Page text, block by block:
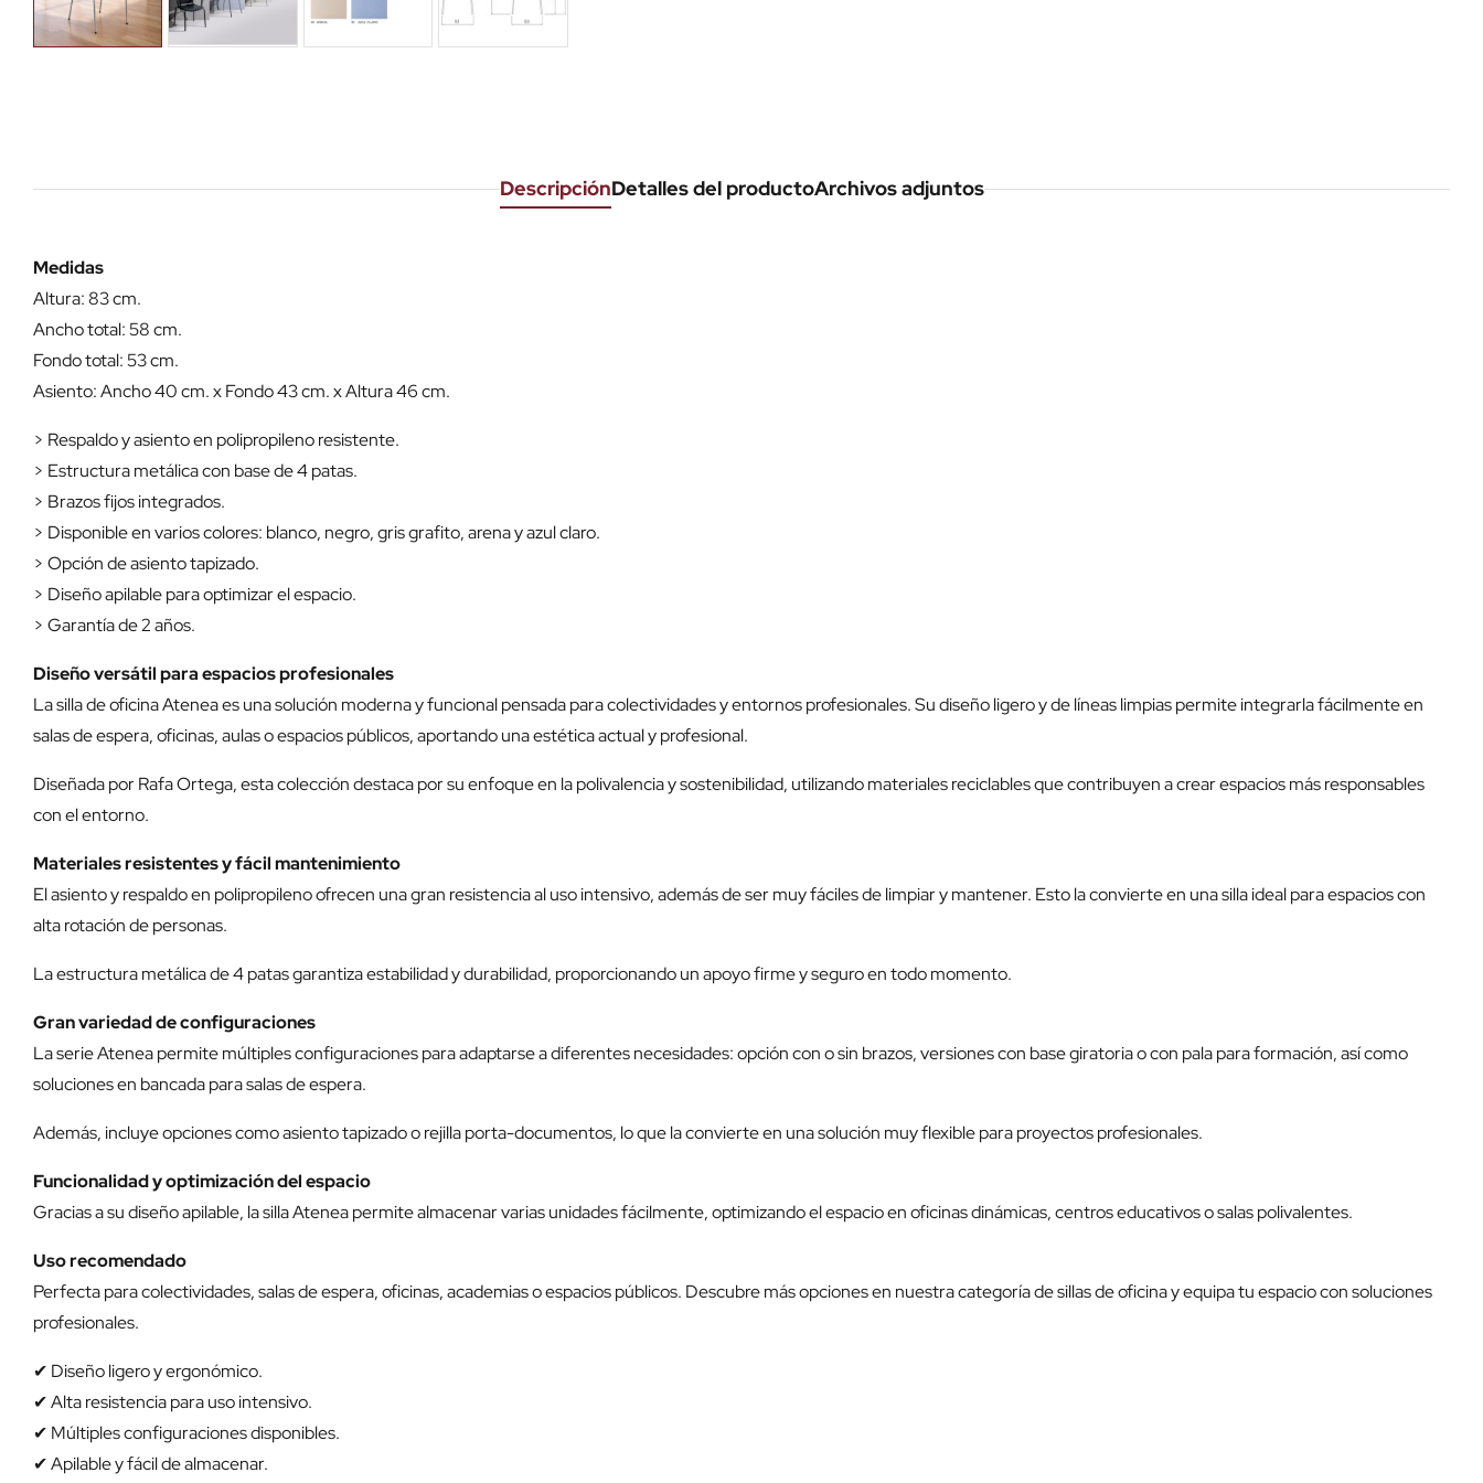
DescripciónDetalles del productoArchivos adjuntos
Medidas
Altura: 83 cm.
Ancho total: 58 cm.
Fondo total: 53 cm.
Asiento: Ancho 40 cm. x Fondo 43 cm. x Altura 46 cm.
> Respaldo y asiento en polipropileno resistente.
> Estructura metálica con base de 4 patas.
> Brazos fijos integrados.
> Disponible en varios colores: blanco, negro, gris grafito, arena y azul claro.
> Opción de asiento tapizado.
> Diseño apilable para optimizar el espacio.
> Garantía de 2 años.
Diseño versátil para espacios profesionales
La silla de oficina Atenea es una solución moderna y funcional pensada para colectividades y entornos profesionales. Su diseño ligero y de líneas limpias permite integrarla fácilmente en
salas de espera, oficinas, aulas o espacios públicos, aportando una estética actual y profesional.
Diseñada por Rafa Ortega, esta colección destaca por su enfoque en la polivalencia y sostenibilidad, utilizando materiales reciclables que contribuyen a crear espacios más responsables
con el entorno.
Materiales resistentes y fácil mantenimiento
El asiento y respaldo en polipropileno ofrecen una gran resistencia al uso intensivo, además de ser muy fáciles de limpiar y mantener. Esto la convierte en una silla ideal para espacios con
alta rotación de personas.
La estructura metálica de 4 patas garantiza estabilidad y durabilidad, proporcionando un apoyo firme y seguro en todo momento.
Gran variedad de configuraciones
La serie Atenea permite múltiples configuraciones para adaptarse a diferentes necesidades: opción con o sin brazos, versiones con base giratoria o con pala para formación, así como
soluciones en bancada para salas de espera.
Además, incluye opciones como asiento tapizado o rejilla porta-documentos, lo que la convierte en una solución muy flexible para proyectos profesionales.
Funcionalidad y optimización del espacio
Gracias a su diseño apilable, la silla Atenea permite almacenar varias unidades fácilmente, optimizando el espacio en oficinas dinámicas, centros educativos o salas polivalentes.
Uso recomendado
Perfecta para colectividades, salas de espera, oficinas, academias o espacios públicos. Descubre más opciones en nuestra categoría desillas de oficinay equipa tu espacio con soluciones
profesionales.
✔ Diseño ligero y ergonómico.
✔ Alta resistencia para uso intensivo.
✔ Múltiples configuraciones disponibles.
✔ Apilable y fácil de almacenar.